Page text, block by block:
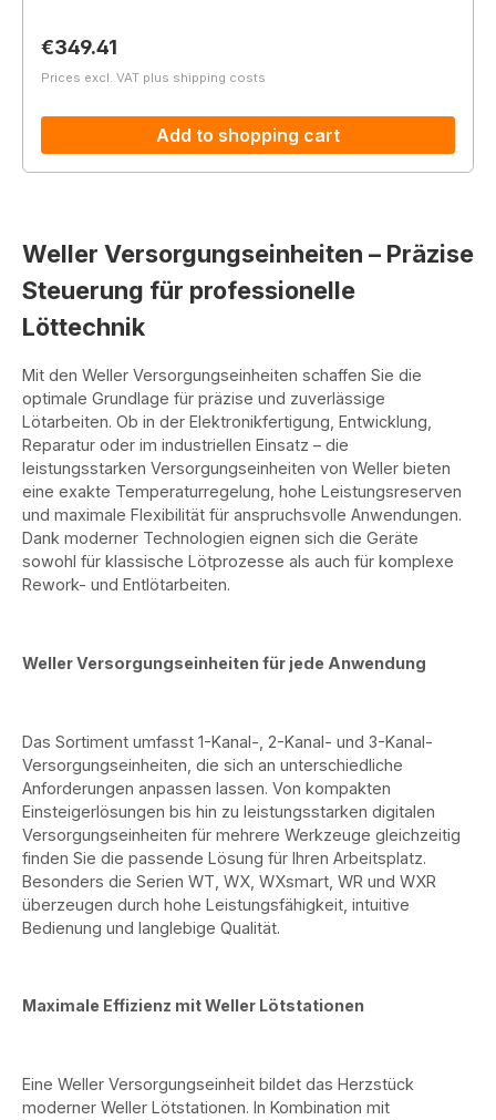
Regular price:
€349.41
Prices excl. VAT plus shipping costs
Add to shopping cart
Weller Versorgungseinheiten – Präzise
Steuerung für professionelle
Löttechnik
Mit den Weller Versorgungseinheiten schaffen Sie die
optimale Grundlage für präzise und zuverlässige
Lötarbeiten. Ob in der Elektronikfertigung, Entwicklung,
Reparatur oder im industriellen Einsatz – die
leistungsstarken Versorgungseinheiten von Weller bieten
eine exakte Temperaturregelung, hohe Leistungsreserven
und maximale Flexibilität für anspruchsvolle Anwendungen.
Dank moderner Technologien eignen sich die Geräte
sowohl für klassische Lötprozesse als auch für komplexe
Rework- und Entlötarbeiten.
Weller Versorgungseinheiten für jede Anwendung
Das Sortiment umfasst 1-Kanal-, 2-Kanal- und 3-Kanal-
Versorgungseinheiten, die sich an unterschiedliche
Anforderungen anpassen lassen. Von kompakten
Einsteigerlösungen bis hin zu leistungsstarken digitalen
Versorgungseinheiten für mehrere Werkzeuge gleichzeitig
finden Sie die passende Lösung für Ihren Arbeitsplatz.
Besonders die Serien WT, WX, WXsmart, WR und WXR
überzeugen durch hohe Leistungsfähigkeit, intuitive
Bedienung und langlebige Qualität.
Maximale Effizienz mit Weller Lötstationen
Eine Weller Versorgungseinheit bildet das Herzstück
moderner Weller Lötstationen. In Kombination mit